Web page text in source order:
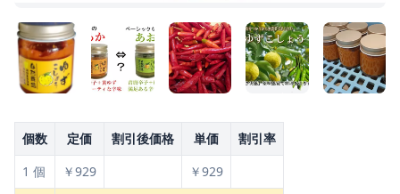
個数 定価 割引後価格 単価
割引率
1 個
￥929
￥929